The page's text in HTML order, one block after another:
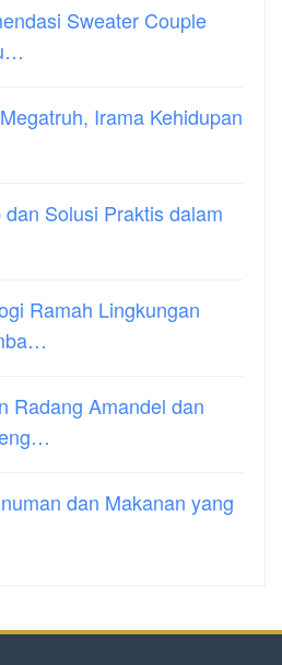
Sweater Couple
Irama Kehidupan
dan Solusi Praktis dalam
Ramah Lingkungan
Radang Amandel dan
dan Makanan yang